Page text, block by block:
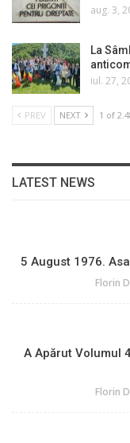
aug. 3,
La
iul. 27,
PREV NEXT 1 of
LATEST NEWS
5 August 1976.
Florin
A Apărut Volumul
Florin